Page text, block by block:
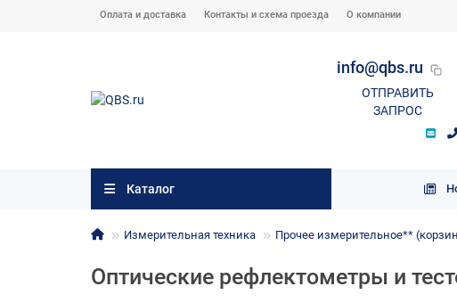
Оплата и доставка Контакты и схема проезда О компании
info@qbs.ru
ОТПРАВИТЬ
ЗАПРОС
Каталог
Измерительная техника Прочее измерительное**
Оптические рефлектометры и